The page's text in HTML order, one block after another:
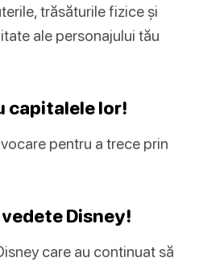
trăsăturile fizice și
ale personajului tău
capitalele lor!
pentru a trece prin
Disney!
care au continuat să